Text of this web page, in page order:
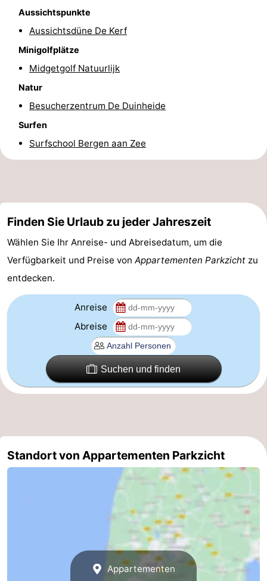
Denkmäler
Kirchen
Aussichtspunkte
Attraktionen
Minigolfplätze
Dörfer
-
Radfahren
-
Wandern
-
Golfplatze
Surfen
-
und
trinken
Veranstaltungen
Praktisch
Aussichtspunkte
Aussichtsdüne De Kerf
Minigolfplätze
Midgetgolf Natuurlijk
Natur
Besucherzentrum De Duinheide
Surfen
Surfschool Bergen aan Zee
Finden Sie Urlaub zu jeder Jahreszeit
Wählen Sie Ihr Anreise- und Abreisedatum, um die
Verfügbarkeit und Preise von Appartementen Parkzicht zu
entdecken.
Anreise
Abreise
Suchen und finden
Standort von Appartementen Parkzicht
Appartementen